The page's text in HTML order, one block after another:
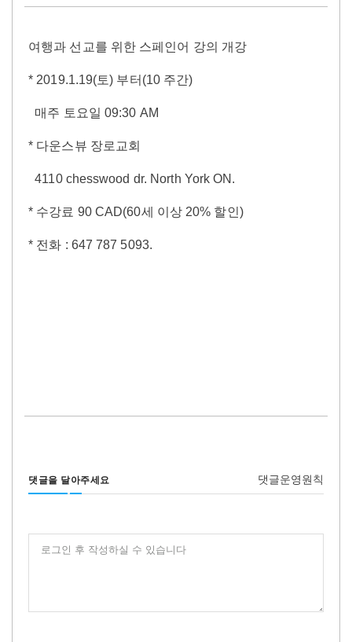
여행과 선교를 위한 스페인어 강의 개강
* 2019.1.19(토) 부터(10 주간)
매주 토요일 09:30 AM
* 다운스뷰 장로교회
4110 chesswood dr. North York ON.
* 수강료 90 CAD(60세 이상 20% 할인)
* 전화 : 647 787 5093.
댓글을 달아주세요 댓글운영원칙
로그인 후 작성하실 수 있습니다